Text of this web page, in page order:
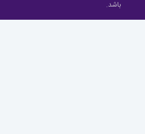
باشد.